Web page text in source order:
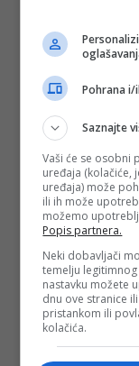
Pohrana i/
Saznajte
Vaši će se osobni
uređaja (kolačiće,
uređaja) može
ili ih može
možemo
Popis partnera.
Neki dobavljači
temelju legitimnog
nastavku možete
dnu ove stranice
pristankom ili
kolačića.